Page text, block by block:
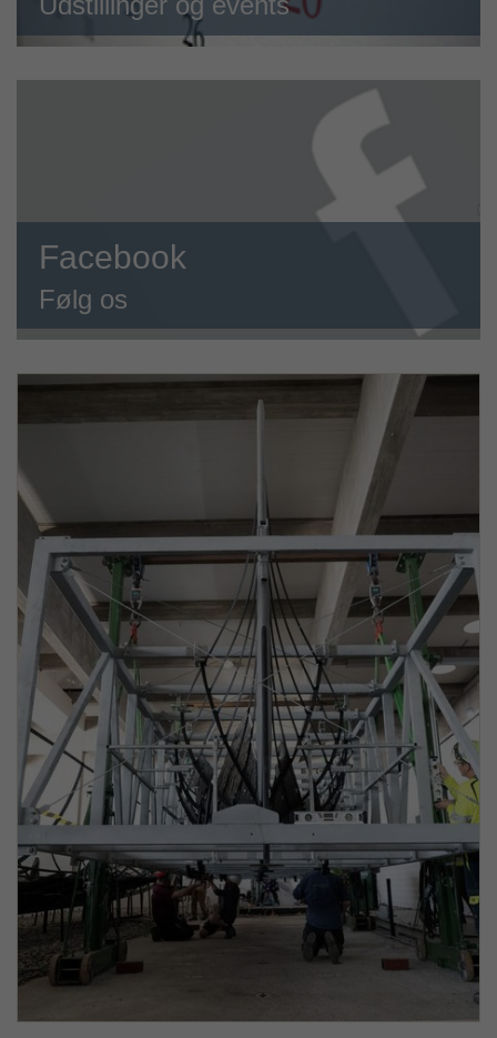
Facebook
Følg os